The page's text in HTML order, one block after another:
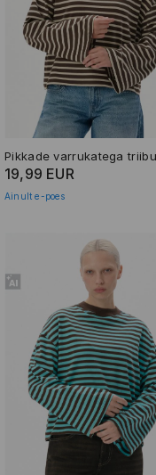
19,99 EUR
Ainult e-poes